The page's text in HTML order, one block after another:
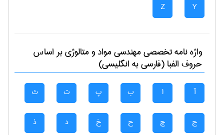
Y
Z
واژه نامه تخصصیمهندسی مواد و متالوژیبر اساس
حروف الفبا (فارسی به انگلیسی)
آ ا ب پ ت ث
ج چ ح خ د ذ